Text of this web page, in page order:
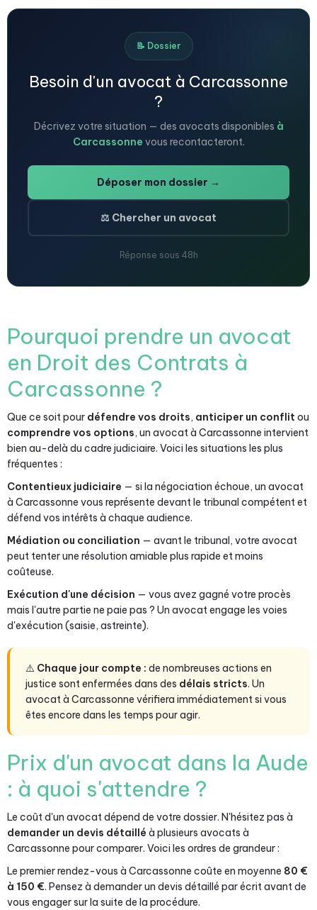
📝 Dossier
Besoin d'un avocat à Carcassonne
?
Décrivez votre situation — des avocats disponibles à
Carcassonne vous recontacteront.
Déposer mon dossier →
⚖️ Chercher un avocat
Réponse sous 48h
Pourquoi prendre un avocat
en Droit des Contrats à
Carcassonne ?
Que ce soit pour défendre vos droits, anticiper un conflit ou
comprendre vos options, un avocat à Carcassonne intervient
bien au-delà du cadre judiciaire. Voici les situations les plus
fréquentes :
Contentieux judiciaire — si la négociation échoue, un avocat
à Carcassonne vous représente devant le tribunal compétent et
défend vos intérêts à chaque audience.
Médiation ou conciliation — avant le tribunal, votre avocat
peut tenter une résolution amiable plus rapide et moins
coûteuse.
Exécution d'une décision — vous avez gagné votre procès
mais l'autre partie ne paie pas ? Un avocat engage les voies
d'exécution (saisie, astreinte).
⚠️ Chaque jour compte : de nombreuses actions en
justice sont enfermées dans des délais stricts. Un
avocat à Carcassonne vérifiera immédiatement si vous
êtes encore dans les temps pour agir.
Prix d'un avocat dans la Aude
: à quoi s'attendre ?
Le coût d'un avocat dépend de votre dossier. N'hésitez pas à
demander un devis détaillé à plusieurs avocats à
Carcassonne pour comparer. Voici les ordres de grandeur :
Le premier rendez-vous à Carcassonne coûte en moyenne 80 €
à 150 €. Pensez à demander un devis détaillé par écrit avant de
vous engager sur la suite de la procédure.